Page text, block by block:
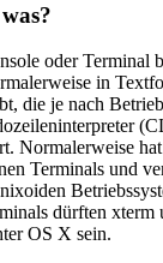
oder Terminal
in
die je nach
Normalerweise
Terminals und
dürften
OS X sein.